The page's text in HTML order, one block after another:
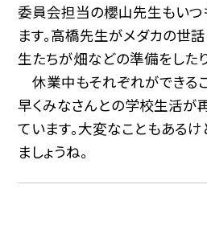
委員会担当の櫻山先生もいつ
ます。高橋先生がメダカの世
生たちが畑などの準備をしたり
休業中もそれぞれができる
早くみなさんとの学校生活が
ています。大変なこともあるけ
ましょうね。